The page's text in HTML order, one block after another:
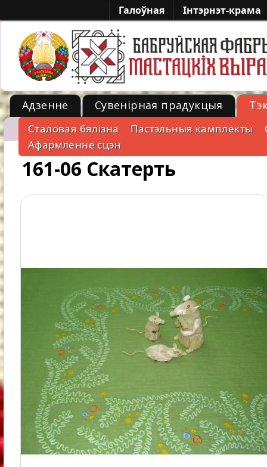
Галоўная Iнтэрнэт-крама
-->
Адзенне Сувенірная прадукцыя
Cталовая бялізна Пастэльныя камплекты
Афармленне сцэн
161-06 Скатерть